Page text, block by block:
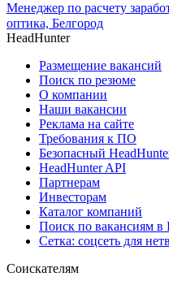
Менеджер по расчету
оптика, Белгород
HeadHunter
Размещение вакансий
Поиск по резюме
О компании
Наши вакансии
Реклама на сайте
Требования к ПО
Безопасный
HeadHunter API
Партнерам
Инвесторам
Каталог компаний
Поиск по вакансиям в
Сетка: соцсеть для
Соискателям